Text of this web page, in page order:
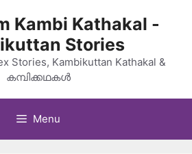
Kambi Kathakal -
Stories
Stories, Kambikuttan Kathakal &
കമ്പിക്കഥകൾ
Menu